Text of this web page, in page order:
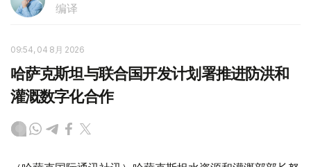
编译
09:54, 04 8月 2026
哈萨克斯坦与联合国开发计划署推进防洪和
灌溉数字化合作